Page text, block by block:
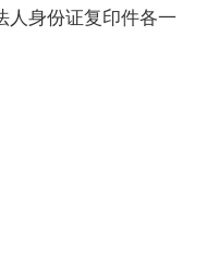
人身份证复印件各一